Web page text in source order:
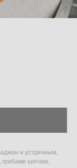
и устричным,
шитаке,